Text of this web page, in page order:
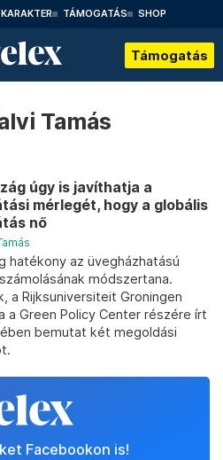
KARAKTER TÁMOGATÁS SHOP
Támogatás
Tamás
úgy is javíthatja a
mérlegét, hogy a globális
nő
hatékony az üvegházhatású
módszertana.
a Rijksuniversiteit Groningen
a Green Policy Center részére írt
bemutat két megoldási
Facebookon is!